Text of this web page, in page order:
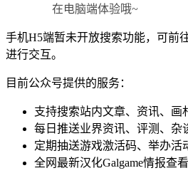
在电脑端体验哦~
手机H5端暂未开放搜索功能，可前
进行交互。
目前公众号提供的服务：
支持搜索站内文章、资讯、画
每日推送业界资讯、评测、杂
定期抽送游戏激活码、举办活
全网最新汉化Galgame情报查看